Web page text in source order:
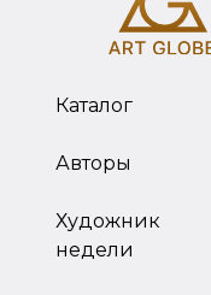
Каталог
Авторы
Художник
недели